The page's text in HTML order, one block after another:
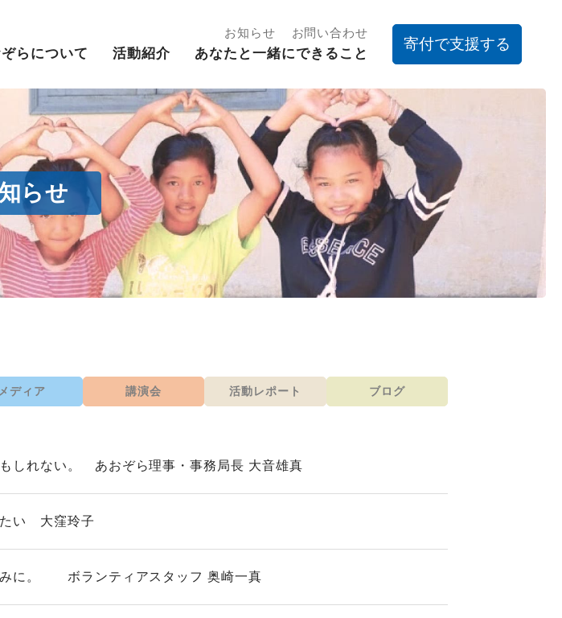
お知らせ お問い合わせ
らについて 活動紹介 あなたと一緒にできること
寄付で支援する
らせ
メディア 講演会 活動レポート ブログ
しれない。 あおぞら理事・事務局長 大音雄真
たい 大窪玲子
みに。 ボランティアスタッフ 奥崎一真